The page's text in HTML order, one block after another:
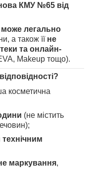
КМУ №65 від
може легально
а також її не
та онлайн-
Makeup тощо).
косметична
(не містить
маркування,